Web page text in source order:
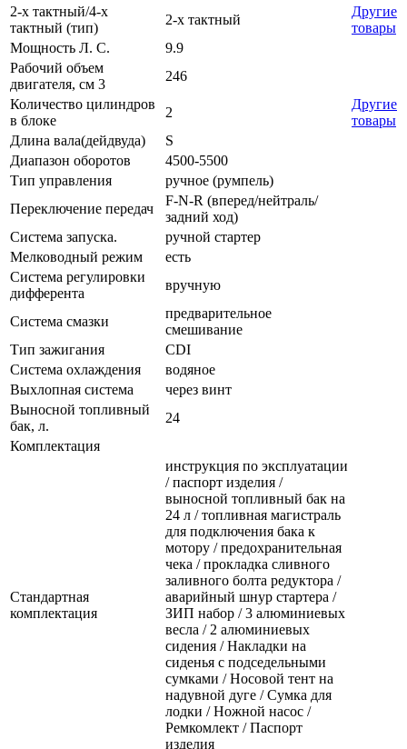
2-х тактный/4-х
тактный (тип)
2-х тактный
Другие
товары
Мощность Л. С.
9.9
Рабочий объем
двигателя, см 3
246
Количество цилиндров
в блоке
2
Другие
товары
Длина вала(дейдвуда)
S
Диапазон оборотов
4500-5500
Тип управления
ручное (румпель)
Переключение передач
F-N-R (вперед/нейтраль/
задний ход)
Система запуска.
ручной стартер
Мелководный режим
есть
Система регулировки
дифферента
вручную
Система смазки
предварительное
смешивание
Тип зажигания
CDI
Система охлаждения
водяное
Выхлопная система
через винт
Выносной топливный
бак, л.
24
Комплектация
Стандартная
комплектация
инструкция по эксплуатации
/ паспорт изделия /
выносной топливный бак на
24 л / топливная магистраль
для подключения бака к
мотору / предохранительная
чека / прокладка сливного
заливного болта редуктора /
аварийный шнур стартера /
ЗИП набор / 3 алюминиевых
весла / 2 алюминиевых
сидения / Накладки на
сиденья с подседельными
сумками / Носовой тент на
надувной дуге / Сумка для
лодки / Ножной насос /
Ремкомлект / Паспорт
изделия